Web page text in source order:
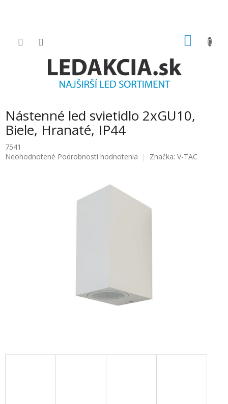
Nástenné led svietidlo 2xGU10,
Biele, Hranaté, IP44
7541
Priemerné
Neohodnotené Podrobnosti hodnotenia Značka: V-TAC